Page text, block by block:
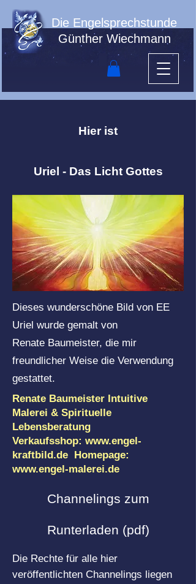
Die Engelsprechstunde
Günther Wiechmann
Hier ist
Uriel - Das Licht Gottes
Dieses wunderschöne Bild von EE
Uriel wurde gemalt von
Renate Baumeister, die mir
freundlicher Weise die Verwendung
gestattet.
Renate Baumeister Intuitive
Malerei & Spirituelle
Lebensberatung
Verkaufsshop: www.engel-
kraftbild.de
Homepage:
www.engel-malerei.de
Channelings zum
Runterladen (pdf)
Die Rechte für alle hier
veröffentlichten Channelings liegen